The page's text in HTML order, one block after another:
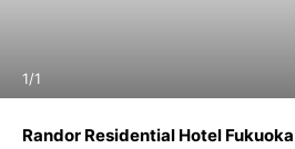
1/1
Randor Residential Hotel